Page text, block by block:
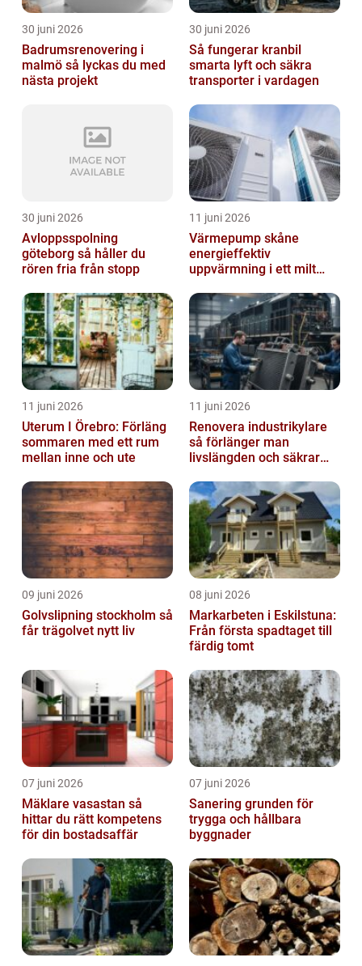
30 juni 2026
Badrumsrenovering i
malmö så lyckas du med
nästa projekt
30 juni 2026
Så fungerar kranbil
smarta lyft och säkra
transporter i vardagen
30 juni 2026
Avloppsspolning
göteborg så håller du
rören fria från stopp
11 juni 2026
Värmepump skåne
energieffektiv
uppvärmning i ett milt
11 juni 2026
Uterum I Örebro: Förläng
sommaren med ett rum
mellan inne och ute
11 juni 2026
Renovera industrikylare
så förlänger man
livslängden och säkrar
09 juni 2026
Golvslipning stockholm så
får trägolvet nytt liv
08 juni 2026
Markarbeten i Eskilstuna:
Från första spadtaget till
färdig tomt
07 juni 2026
Mäklare vasastan så
hittar du rätt kompetens
för din bostadsaffär
07 juni 2026
Sanering grunden för
trygga och hållbara
byggnader